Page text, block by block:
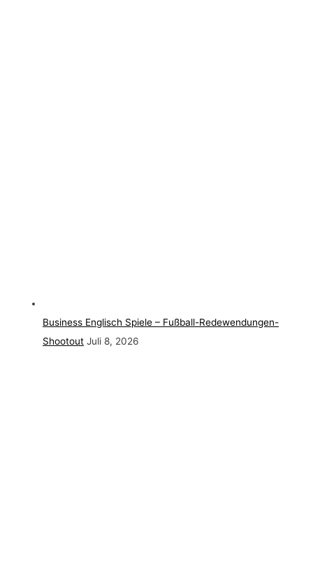
Business Englisch Spiele – Fußball-Redewendungen-
Shootout Juli 8, 2026